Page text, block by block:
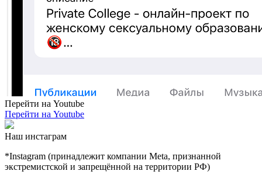
Перейти на Youtube
Перейти на Youtube
Наш инстаграм
*Instagram (принадлежит компании Meta, признанной
экстремистской и запрещённой на территории РФ)